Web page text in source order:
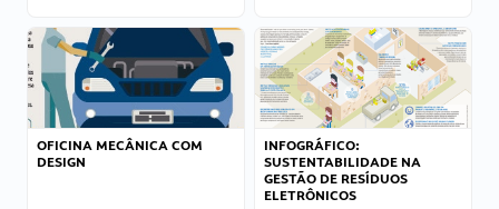
OFICINA MECÂNICA COM
DESIGN
INFOGRÁFICO:
SUSTENTABILIDADE NA
GESTÃO DE RESÍDUOS
ELETRÔNICOS